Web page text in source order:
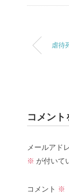
虐待
コメント
メールアド
※ が付いて
コメント ※